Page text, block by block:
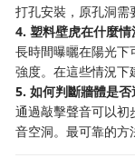
打孔安裝，原孔洞需
4. 塑料壁虎在什麼情
長時間曝曬在陽光
強度。在這些情況下
5. 如何判斷牆體是否
通過敲擊聲音可以
音空洞。最可靠的方